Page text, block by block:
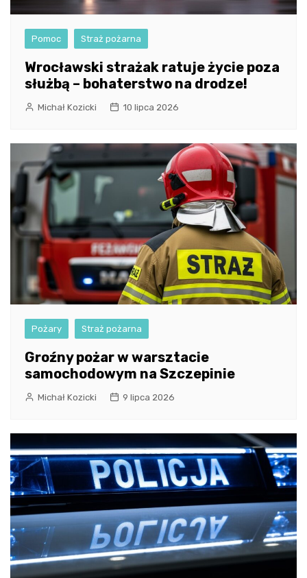
Pomoc Straż pożarna
Wrocławski strażak ratuje życie poza
służbą – bohaterstwo na drodze!
Michał Kozicki 10 lipca 2026
Pożary Straż pożarna
Groźny pożar w warsztacie
samochodowym na Szczepinie
Michał Kozicki 9 lipca 2026